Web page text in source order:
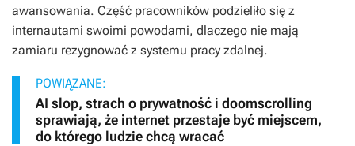
awansowania. Część pracowników podzieliło się z
internautami swoimi powodami, dlaczego nie mają
zamiaru rezygnować z systemu pracy zdalnej.
POWIĄZANE:
AI slop, strach o prywatność i doomscrolling
sprawiają, że internet przestaje być miejscem,
do którego ludzie chcą wracać